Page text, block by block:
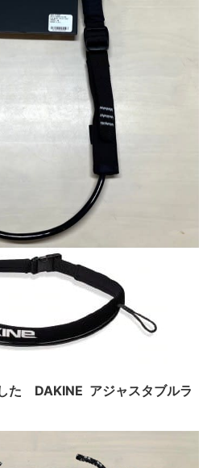
た DAKINE アジャスタブルラ